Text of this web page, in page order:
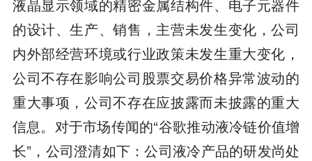
液晶显示领域的精密金属结构件、电子元器件
的设计、生产、销售，主营未发生变化，公司
内外部经营环境或行业政策未发生重大变化，
公司不存在影响公司股票交易价格异常波动的
重大事项，公司不存在应披露而未披露的重大
信息。对于市场传闻的“谷歌推动液冷链价值增
长”，公司澄清如下：公司液冷产品的研发尚处